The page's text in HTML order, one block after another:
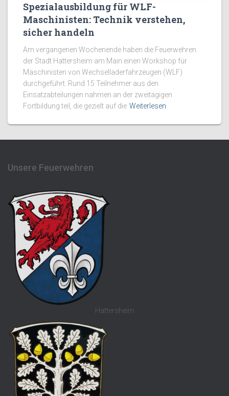
Spezialausbildung für WLF-
Maschinisten: Technik verstehen,
sicher handeln
Am vergangenen Wochenende haben die Feuerwehren
der Stadt Hattersheim am Main einen Workshop für
Maschinisten von Wechselladerfahrzeugen (WLF)
durchgeführt. Rund 15 Teilnehmer aus den
Einsatzabteilungen nahmen an der zweitägigen
Fortbildung teil, die gezielt auf die Weiterlesen
Unsere Feuerwehren
Hattersheim